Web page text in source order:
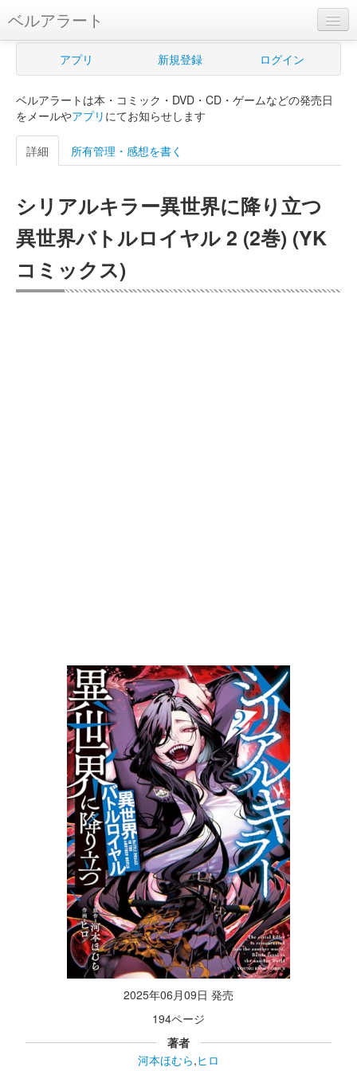
ベルアラート
ベルアラートとは
新規登録
ログイン
購入管理
Myシェルフ
プレミアム
アプリ 新規登録 ログイン
ベルアラートは本・コミック・DVD・CD・ゲームなどの発売日
をメールやアプリ にてお知らせします
詳細 所有管理・感想を書く
シリアルキラー異世界に降り立つ
異世界バトルロイヤル 2 (2巻) (YK
コミックス)
2025年06月09日 発売
194ページ
著者
河本ほむら,ヒロ